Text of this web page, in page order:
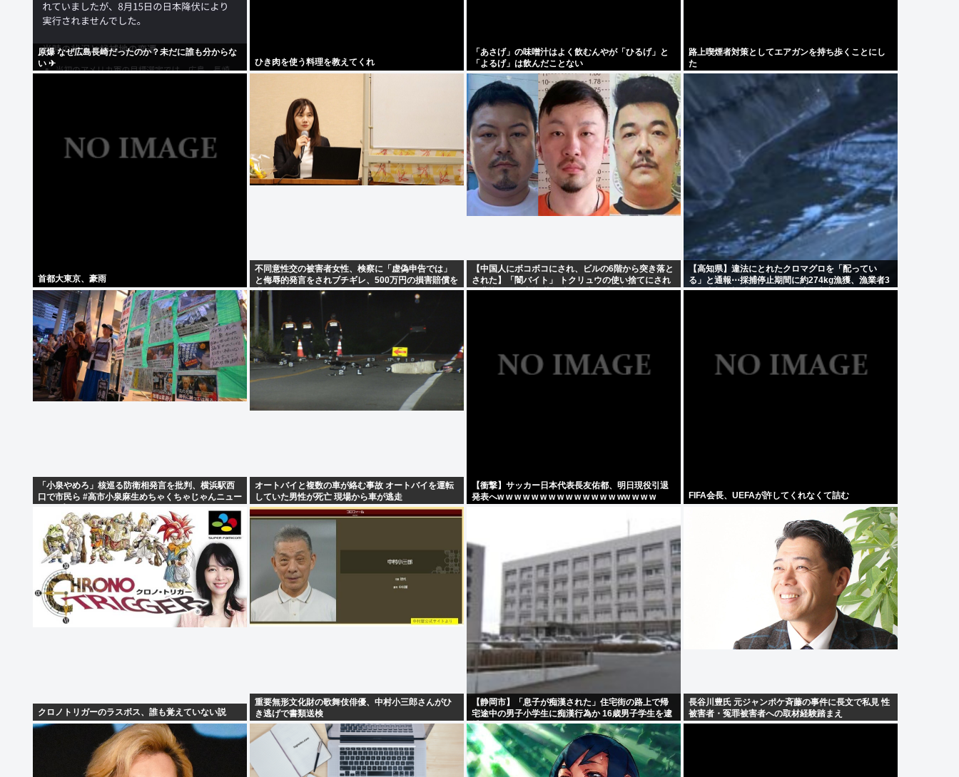
原爆 なぜ広島長崎だったのか？未だに誰も分からな
い ✈
ひき肉を使う料理を教えてくれ
「あさげ」の味噌汁はよく飲むんやが「ひるげ」と
「よるげ」は飲んだことない
路上喫煙者対策としてエアガンを持ち歩くことにし
た
首都大東京、豪雨
不同意性交の被害者女性、検察に「虚偽申告では」
と侮辱的発言をされブチギレ、500万円の損害賠償を
求め提訴
【中国人にボコボコにされ、ビルの6階から突き落と
された】「闇バイト」 トクリュウの使い捨てにされ
た悲惨すぎる実態 募集時の約束は「月収300万円」
【高知県】違法にとれたクロマグロを「配ってい
る」と通報⋯採捕停止期間に約274kg漁獲、漁業者3
人を書類送検「網にかかり放流が大変で⋯」
「小泉やめろ」核巡る防衛相発言を批判、横浜駅西
口で市民ら #高市小泉麻生めちゃくちゃじゃんニュー
オートバイと複数の車が絡む事故 オートバイを運転
していた男性が死亡 現場から車が逃走
【衝撃】サッカー日本代表長友佑都、明日現役引退
発表へw w w w w w w w w w w w w w ww w w w
FIFA会長、UEFAが許してくれなくて詰む
クロノトリガーのラスボス、誰も覚えていない説
重要無形文化財の歌舞伎俳優、中村小三郎さんがひ
き逃げで書類送検
【静岡市】「息子が痴漢された」住宅街の路上で帰
宅途中の男子小学生に痴漢行為か 16歳男子学生を逮
捕
長谷川豊氏 元ジャンポケ斉藤の事件に長文で私見 性
被害者・冤罪被害者への取材経験踏まえ